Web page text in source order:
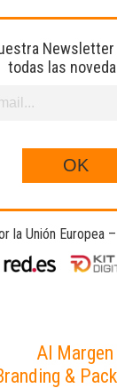
todas las
la Unión Europea
Al Margen
&